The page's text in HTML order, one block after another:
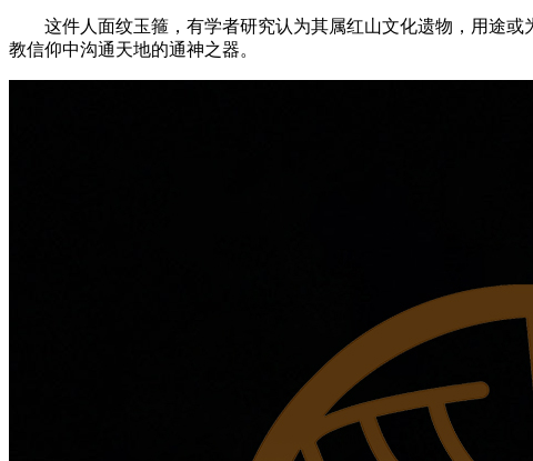
这件人面纹玉箍，有学者研究认为其属红山文化遗物，用途或
教信仰中沟通天地的通神之器。